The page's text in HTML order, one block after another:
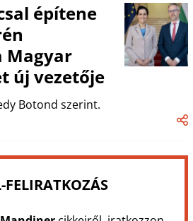
építene
Magyar
új vezetője
Botond szerint.
FELIRATKOZÁS